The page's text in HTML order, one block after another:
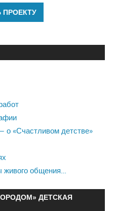
о «Счастливом детстве»
общения…
ДЕТСКАЯ